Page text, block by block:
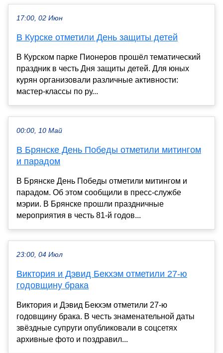
17:00, 02 Июн
В Курске отметили День защиты детей
В Курском парке Пионеров прошёл тематический
праздник в честь Дня защиты детей. Для юных
курян организовали различные активности:
мастер-классы по ру...
00:00, 10 Май
В Брянске День Победы отметили митингом
и парадом
В Брянске День Победы отметили митингом и
парадом. Об этом сообщили в пресс-службе
мэрии. В Брянске прошли праздничные
мероприятия в честь 81-й годов...
23:00, 04 Июл
Виктория и Дэвид Бекхэм отметили 27-ю
годовщину брака
Виктория и Дэвид Бекхэм отметили 27-ю
годовщину брака. В честь знаменательной даты
звёздные супруги опубликовали в соцсетях
архивные фото и поздравил...